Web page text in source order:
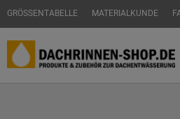
GRÖSSENTABELLE MATERIALKUNDE